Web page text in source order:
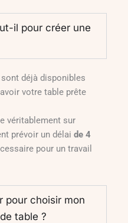
il pour créer une
déjà disponibles
votre table prête
véritablement sur
prévoir un délai de 4
pour un travail
pour choisir mon
table ?